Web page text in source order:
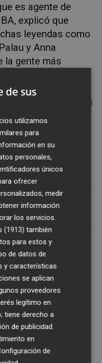
es agente de
explicó que
leyendas como
y Anna
la gente más
medallas”.
ganando medallas
cultura de
jugadoras muy
VALENCIA BASKET
de sus
utilizamos
para
en su
personales,
únicos
ofrecer
medir
información
los servicios.
(1913) también
para estos y
de datos de
y características
se aplican
proveedores
legítimo en
tiene derecho a
de publicidad
en
de